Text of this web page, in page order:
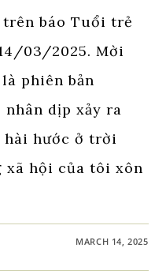
trên báo Tuổi trẻ
03/2025. Mời
phiên bản
nhân dịp xảy ra
hước ở trời
xã hội của tôi xôn
MARCH 14, 2025